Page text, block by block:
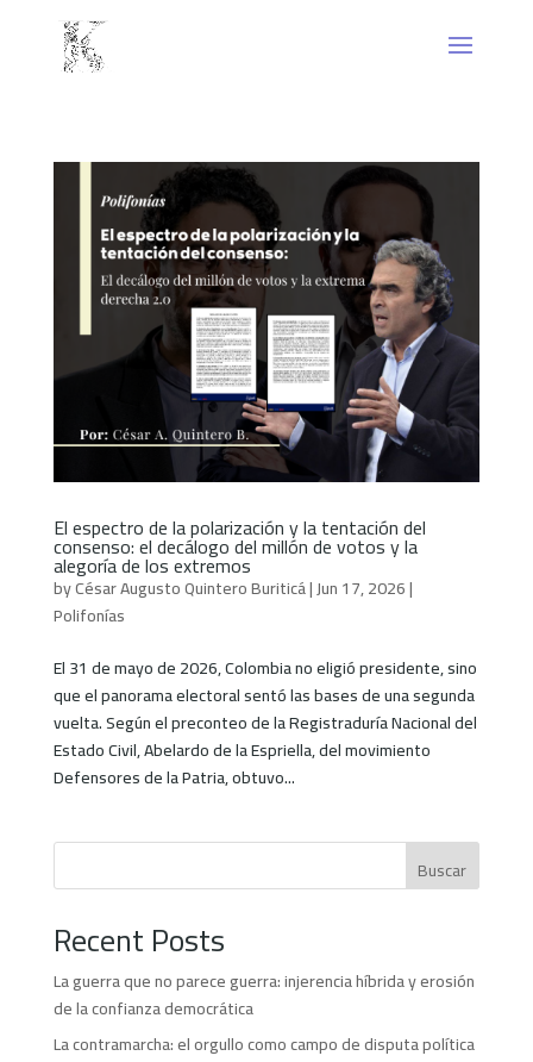
El espectro de la polarización y la tentación del
consenso: el decálogo del millón de votos y la
alegoría de los extremos
byCésar Augusto Quintero Buriticá|Jun 17, 2026|
Polifonías
El 31 de mayo de 2026, Colombia no eligió presidente, sino
que el panorama electoral sentó las bases de una segunda
vuelta. Según el preconteo de la Registraduría Nacional del
Estado Civil, Abelardo de la Espriella, del movimiento
Defensores de la Patria, obtuvo...
Buscar
Recent Posts
La guerra que no parece guerra: injerencia híbrida y erosión
de la confianza democrática
La contramarcha: el orgullo como campo de disputa política